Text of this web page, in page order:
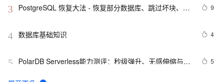
3
PostgreSQL 恢复大法 - 恢复部分数据库、跳过坏块、修
9
4 数据库基础知识 4
5
PolarDB Serverless能力测评：秒级弹升、无感伸缩与强
5